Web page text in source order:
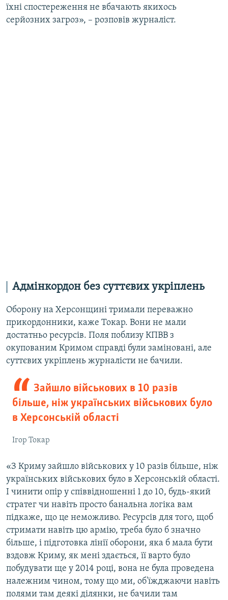
їхні спостереження не вбачають якихось
серйозних загроз», – розповів журналіст.
Адмінкордон без суттєвих укріплень
Оборону на Херсонщині тримали переважно
прикордонники, каже Токар. Вони не мали
достатньо ресурсів. Поля поблизу КПВВ з
окупованим Кримом справді були заміновані, але
суттєвих укріплень журналісти не бачили.
Зайшло військових в 10 разів
більше, ніж українських військових було
в Херсонській області
Ігор Токар
«З Криму зайшло військових у 10 разів більше, ніж
українських військових було в Херсонській області.
І чинити опір у співвідношенні 1 до 10, будь-який
стратег чи навіть просто банальна логіка вам
підкаже, що це неможливо. Ресурсів для того, щоб
стримати навіть цю армію, треба було б значно
більше, і підготовка лінії оборони, яка б мала бути
вздовж Криму, як мені здається, її варто було
побудувати ще у 2014 році, вона не була проведена
належним чином, тому що ми, об'їжджаючи навіть
полями там деякі ділянки, не бачили там